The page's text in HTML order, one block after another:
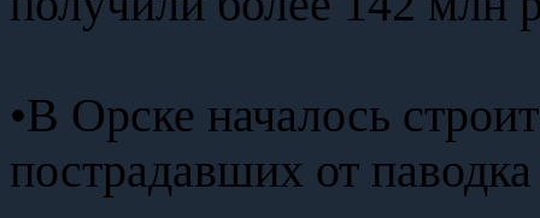
•В Орске началось
пострадавших от паводка